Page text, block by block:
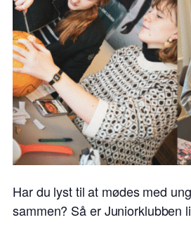
Har du lyst til at mødes med
sammen? Så er Juniorklubben